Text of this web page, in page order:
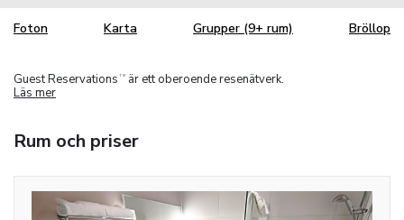
Foton Karta Grupper (9+ rum) Bröllop
Guest Reservations TM
är ett oberoende resenätverk.
Läs mer
Rum och priser